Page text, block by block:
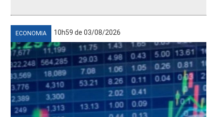
ECONOMIA 10h59 de 03/08/2026